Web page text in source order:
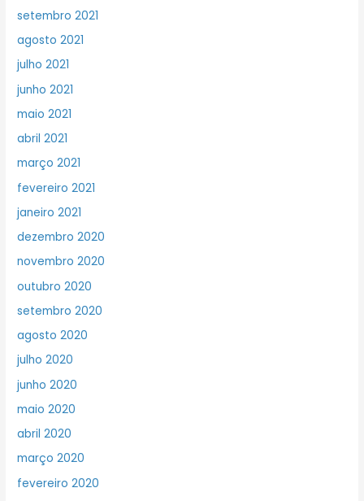
setembro 2021
agosto 2021
julho 2021
junho 2021
maio 2021
abril 2021
março 2021
fevereiro 2021
janeiro 2021
dezembro 2020
novembro 2020
outubro 2020
setembro 2020
agosto 2020
julho 2020
junho 2020
maio 2020
abril 2020
março 2020
fevereiro 2020